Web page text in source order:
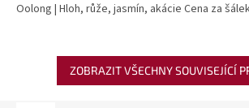
Oolong | Hloh, růže, jasmín, akácie Cena za
ZOBRAZIT VŠECHNY SOUVISEJÍCÍ